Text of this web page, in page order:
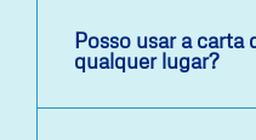
Posso usar a carta
qualquer lugar?